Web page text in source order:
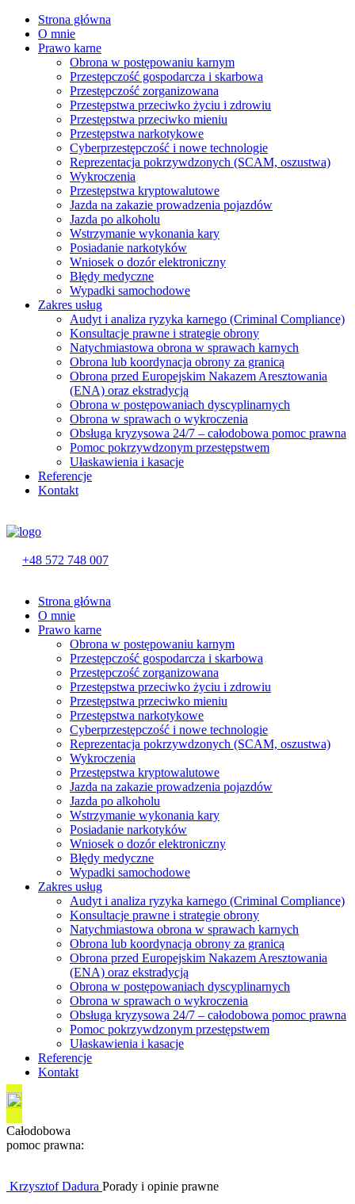
Strona główna
O mnie
Prawo karne
Obrona w postępowaniu karnym
Przestępczość gospodarcza i skarbowa
Przestępczość zorganizowana
Przestępstwa przeciwko życiu i zdrowiu
Przestępstwa przeciwko mieniu
Przestępstwa narkotykowe
Cyberprzestępczość i nowe technologie
Reprezentacja pokrzywdzonych (SCAM, oszustwa)
Wykroczenia
Przestępstwa kryptowalutowe
Jazda na zakazie prowadzenia pojazdów
Jazda po alkoholu
Wstrzymanie wykonania kary
Posiadanie narkotyków
Wniosek o dozór elektroniczny
Błędy medyczne
Wypadki samochodowe
Zakres usług
Audyt i analiza ryzyka karnego (Criminal Compliance)
Konsultacje prawne i strategie obrony
Natychmiastowa obrona w sprawach karnych
Obrona lub koordynacja obrony za granicą
Obrona przed Europejskim Nakazem Aresztowania
(ENA) oraz ekstradycją
Obrona w postępowaniach dyscyplinarnych
Obrona w sprawach o wykroczenia
Obsługa kryzysowa 24/7 – całodobowa pomoc prawna
Pomoc pokrzywdzonym przestępstwem
Ułaskawienia i kasacje
Referencje
Kontakt
+48 572 748 007
Strona główna
O mnie
Prawo karne
Obrona w postępowaniu karnym
Przestępczość gospodarcza i skarbowa
Przestępczość zorganizowana
Przestępstwa przeciwko życiu i zdrowiu
Przestępstwa przeciwko mieniu
Przestępstwa narkotykowe
Cyberprzestępczość i nowe technologie
Reprezentacja pokrzywdzonych (SCAM, oszustwa)
Wykroczenia
Przestępstwa kryptowalutowe
Jazda na zakazie prowadzenia pojazdów
Jazda po alkoholu
Wstrzymanie wykonania kary
Posiadanie narkotyków
Wniosek o dozór elektroniczny
Błędy medyczne
Wypadki samochodowe
Zakres usług
Audyt i analiza ryzyka karnego (Criminal Compliance)
Konsultacje prawne i strategie obrony
Natychmiastowa obrona w sprawach karnych
Obrona lub koordynacja obrony za granicą
Obrona przed Europejskim Nakazem Aresztowania
(ENA) oraz ekstradycją
Obrona w postępowaniach dyscyplinarnych
Obrona w sprawach o wykroczenia
Obsługa kryzysowa 24/7 – całodobowa pomoc prawna
Pomoc pokrzywdzonym przestępstwem
Ułaskawienia i kasacje
Referencje
Kontakt
Całodobowa
pomoc prawna:
Krzysztof Dadura Porady i opinie prawne